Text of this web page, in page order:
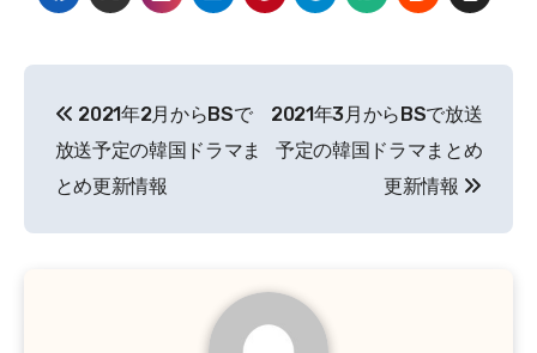
稿
ナ
ビ
2021年2月からBSで
放送予定の韓国ドラマま
とめ更新情報
2021年3月からBSで放送
予定の韓国ドラマまとめ
更新情報